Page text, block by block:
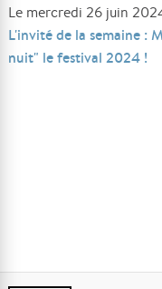
Le mercredi 26 juin
L'invité de la semaine :
nuit" le festival 2024 !